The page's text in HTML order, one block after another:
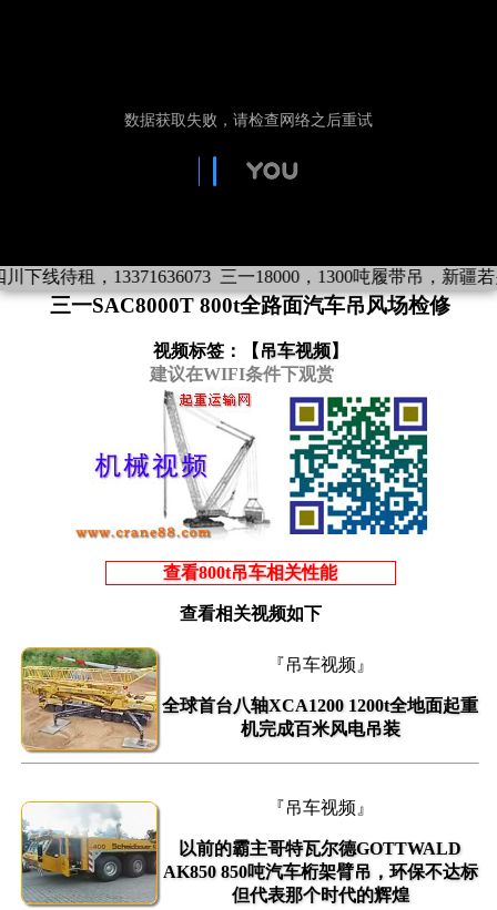
线待租，13371636073 三一18000，1300吨履带吊，新疆若羌
三一SAC8000T 800t全路面汽车吊风场检修
视频标签：【 吊车视频】
建议在WIFI条件下观赏
查看800t吊车相关性能
查看相关视频如下
『吊车视频』
全球首台八轴XCA1200 1200t全地面起重
机完成百米风电吊装
『吊车视频』
以前的霸主哥特瓦尔德GOTTWALD
AK850 850吨汽车桁架臂吊，环保不达标
但代表那个时代的辉煌